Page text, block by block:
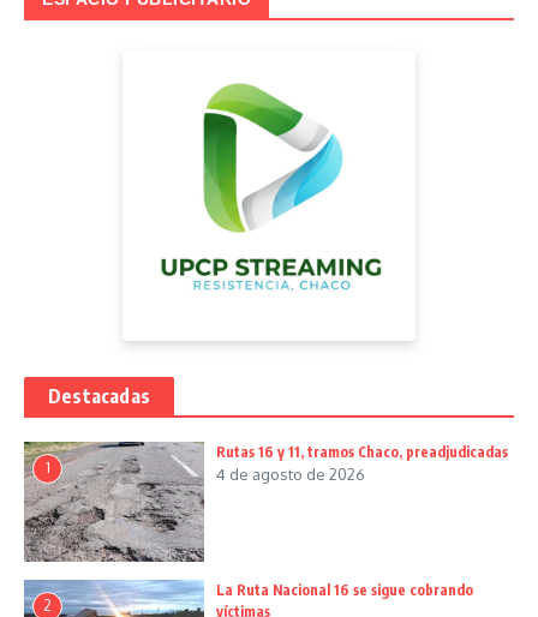
Destacadas
1
Rutas 16 y 11, tramos Chaco, preadjudicadas
4 de agosto de 2026
2
La Ruta Nacional 16 se sigue cobrando
víctimas